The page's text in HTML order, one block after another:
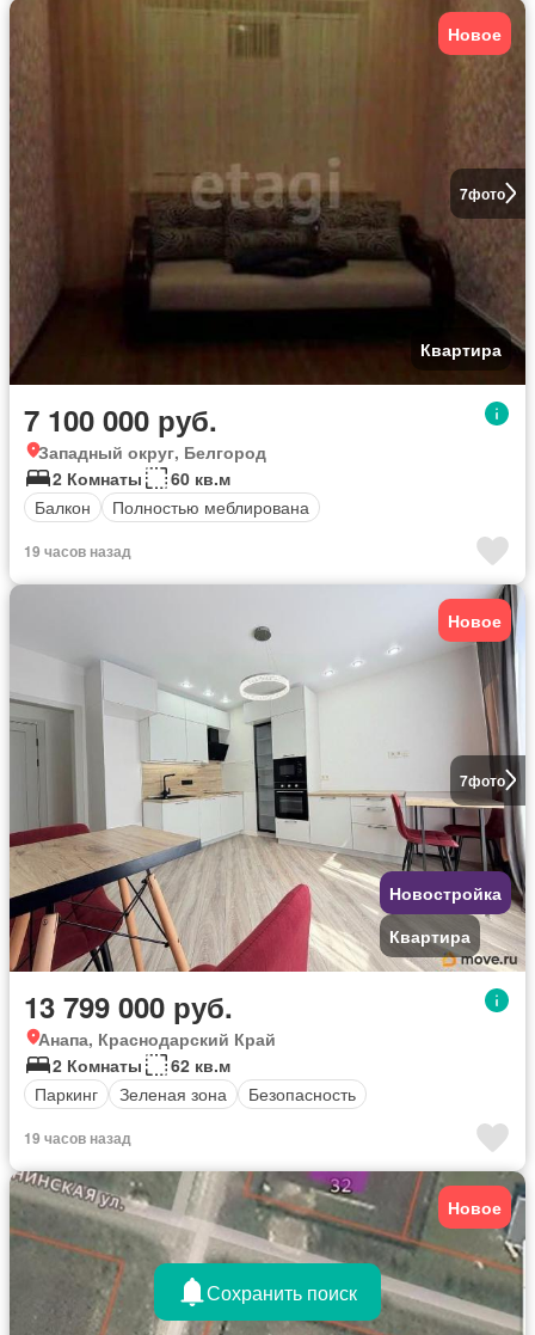
7фото
Новое
Квартира
7 100 000 руб.
Западный округ, Белгород
2 Комнаты
60 кв.м
Балкон
Полностью меблирована
19 часов назад
7фото
Новое
Новостройка
Квартира
13 799 000 руб.
Анапа, Краснодарский Край
2 Комнаты
62 кв.м
Паркинг
Зеленая зона Безопасность
19 часов назад
Новое
Сохранить поиск